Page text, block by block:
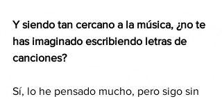
Y siendo tan cercano a la música, ¿no te
has imaginado escribiendo letras de
canciones?
Sí, lo he pensado mucho, pero sigo sin